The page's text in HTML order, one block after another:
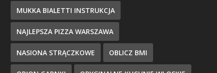
MUKKA BIALETTI INSTRUKCJA
NAJLEPSZA PIZZA WARSZAWA
NASIONA STRĄCZKOWE OBLICZ BMI